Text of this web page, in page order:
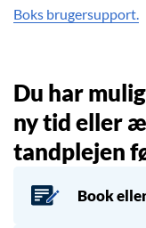
Boks brugersupport.
Du har
ny tid eller
tandplejen
Book